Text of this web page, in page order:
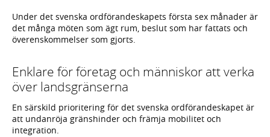
Under det svenska ordförandeskapets första sex månader är
det många möten som ägt rum, beslut som har fattats och
överenskommelser som gjorts.
Enklare för företag och människor att verka
över landsgränserna
En särskild prioritering för det svenska ordförandeskapet är
att undanröja gränshinder och främja mobilitet och
integration.